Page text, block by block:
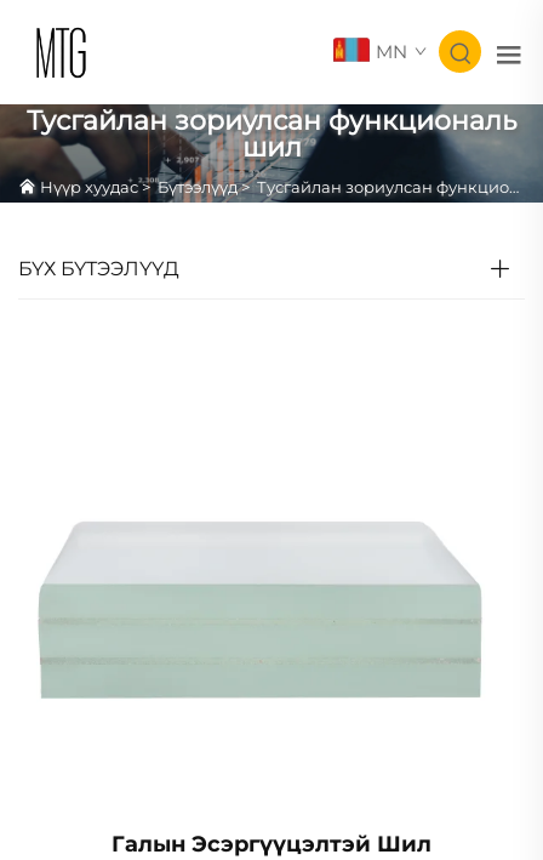
MN
Тусгайлан зориулсан функциональ
шил
Нүүр хуудас>Бүтээлүүд>Тусгайлан зориулсан функциональ шил
БҮХ БҮТЭЭЛҮҮД
Галын Эсэргүүцэлтэй Шил